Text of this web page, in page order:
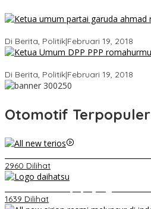
Di Berita, Politik|Februari 19, 2018
Di Berita, Politik|Februari 19, 2018
Otomotif Terpopuler
2960 Dilihat
1639 Dilihat